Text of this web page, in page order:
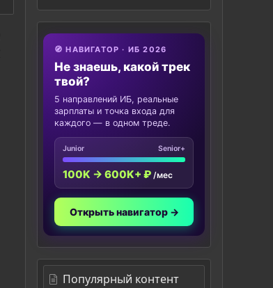
🧭 НАВИГАТОР · ИБ 2026
Не знаешь, какой трек
твой?
5 направлений ИБ, реальные
зарплаты и точка входа для
каждого — в одном треде.
Junior Senior+
100K → 600K+ ₽ /мес
Открыть навигатор →
Популярный контент